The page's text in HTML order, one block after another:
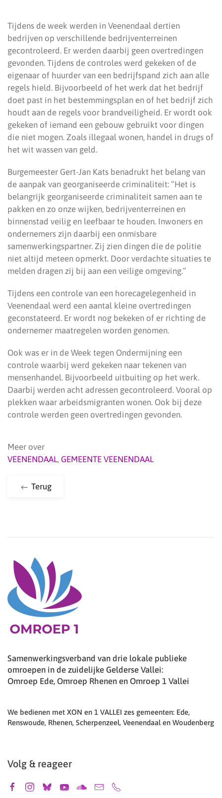
Tijdens de week werden in Veenendaal dertien
bedrijven op verschillende bedrijventerreinen
gecontroleerd. Er werden daarbij geen overtredingen
gevonden. Tijdens de controles werd gekeken of de
eigenaar of huurder van een bedrijfspand zich aan alle
regels hield. Bijvoorbeeld of het werk dat het bedrijf
doet past in het bestemmingsplan en of het bedrijf zich
houdt aan de regels voor brandveiligheid. Er wordt ook
gekeken of iemand een gebouw gebruikt voor dingen
die niet mogen. Zoals illegaal wonen, handel in drugs of
het wit wassen van geld.
Burgemeester Gert-Jan Kats benadrukt het belang van
de aanpak van georganiseerde criminaliteit: “Het is
belangrijk georganiseerde criminaliteit samen aan te
pakken en zo onze wijken, bedrijventerreinen en
binnenstad veilig en leefbaar te houden. Inwoners en
ondernemers zijn daarbij een onmisbare
samenwerkingspartner. Zij zien dingen die de politie
niet altijd meteen opmerkt. Door verdachte situaties te
melden dragen zij bij aan een veilige omgeving.”
Tijdens een controle van een horecagelegenheid in
Veenendaal werd een aantal kleine overtredingen
geconstateerd. Er wordt nog bekeken of er richting de
ondernemer maatregelen worden genomen.
Ook was er in de Week tegen Ondermijning een
controle waarbij werd gekeken naar tekenen van
mensenhandel. Bijvoorbeeld uitbuiting op het werk.
Daarbij werden acht adressen gecontroleerd. Vooral op
plekken waar arbeidsmigranten wonen. Ook bij deze
controle werden geen overtredingen gevonden.
Meer over
VEENENDAAL, GEMEENTE VEENENDAAL
Terug
Samenwerkingsverband van drie lokale publieke
omroepen in de zuidelijke Gelderse Vallei:
Omroep Ede, Omroep Rhenen en Omroep 1 Vallei
We bedienen met XON en 1 VALLEI zes gemeenten: Ede,
Renswoude, Rhenen, Scherpenzeel, Veenendaal en Woudenberg
Volg & reageer